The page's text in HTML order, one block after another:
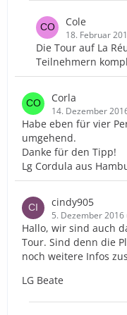
Cole
18. Februar
Die Tour auf La
Teilnehmern
Corla
14. Dezember
Habe eben für vier
umgehend.
Danke für den Tipp!
Lg Cordula aus
cindy905
5. Dezember 2016
Hallo, wir sind auch
Tour. Sind denn die
noch weitere Infos
LG Beate